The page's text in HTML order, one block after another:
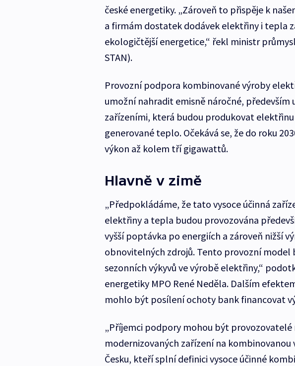
české energetiky. „Zároveň to přispěje k
a firmám dostatek dodávek elektřiny i tepla
ekologičtější energetice,“ řekl ministr
STAN).
Provozní podpora kombinované výroby
umožní nahradit emisně náročné, především
zařízeními, která budou produkovat
generované teplo. Očekává se, že do roku
výkon až kolem tří gigawattů.
Hlavně v zimě
„Předpokládáme, že tato vysoce účinná
elektřiny a tepla budou provozována
vyšší poptávka po energiích a zároveň nižší
obnovitelných zdrojů. Tento provozní model
sezonních výkyvů ve výrobě elektřiny,“
energetiky MPO René Neděla. Dalším
mohlo být posílení ochoty bank financovat
„Příjemci podpory mohou být provozovatelé
modernizovaných zařízení na
Česku, kteří splní definici vysoce účinné